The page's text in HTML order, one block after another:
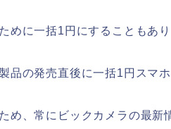
めに一括1円にすることもあり
品の発売直後に一括1円スマ
め、常にビックカメラの最新